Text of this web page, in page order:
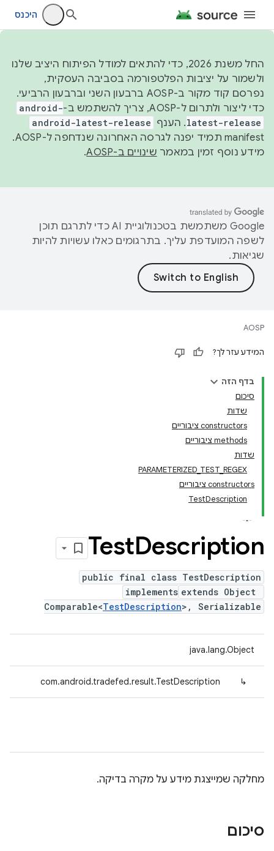
היכנס
החל משנת 2026, כדי להתאים למודל הפיתוח היציב שלנו
ולשמור על יציבות הפלטפורמה בסביבה העסקית,
נפרסם קוד מקור ב-AOSP ברבעון השני וברבעון הרביעי.
כדי ליצור ולתרום ל-AOSP, צריך להשתמש ב-
android-
latest-release. הענף android-latest-release
manifest תמיד יפנה לגרסה האחרונה שנדחפה ל-AOSP.
מידע נוסף זמין במאמר שינויים ב-AOSP .
‫Google משתמשת בטכנולוגיית AI כדי לתרגם תוכן
לשפה המועדפת עליך. בתרגומים כאלו עשויות להיות
שגיאות.
AOSP
המידע עזר לך?
בדף הזה
סיכום
שדות
‫constructors ציבוריים
‫methods ציבוריים
שדות
PARAMETERIZED_TEST_REGEX
‫constructors ציבוריים
TestDescription
TestDescription
public final class TestDescription
extends Object
implements
Comparable<TestDescription>, Serializable
java.lang.Object
↳
com.android.tradefed.result.TestDescription
מחלקה שמייצגת מידע על מקרה בדיקה.
סיכום